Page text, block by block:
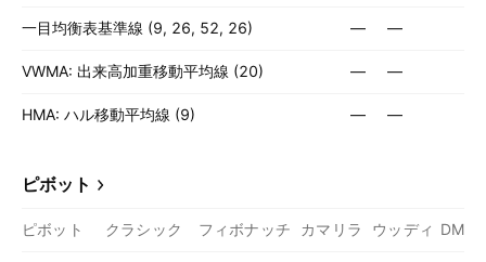
一目均衡表基準線 (9, 26, 52, 26) — —
VWMA: 出来高加重移動平均線 (20) — —
HMA: ハル移動平均線 (9) — —
ピボット
ピボット クラシック フィボナッチ カマリラ ウッディ DM